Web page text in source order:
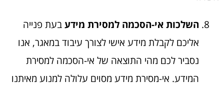
השלכות אי-הסכמה למסירת מידעבעת פנייה
אליכם לקבלת מידע אישי לצורך עיבוד במאגר, אנו
נסביר לכם מהי התוצאה של אי-הסכמה למסירת
המידע. אי-מסירת מידע מסוים עלולה למנוע מאיתנו